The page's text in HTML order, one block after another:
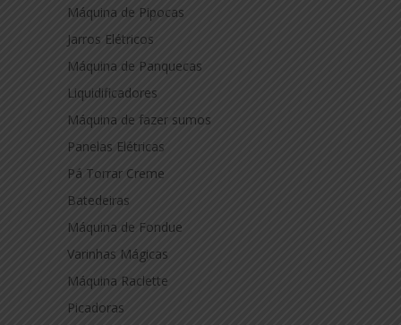
Máquina de Pipocas
Jarros Elétricos
Máquina de Panquecas
Liquidificadores
Máquina de fazer sumos
Panelas Elétricas
Pá Torrar Creme
Batedeiras
Máquina de Fondue
Varinhas Mágicas
Máquina Raclette
Picadoras